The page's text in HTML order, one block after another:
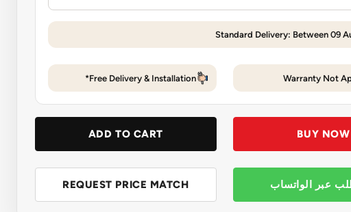
Standard Delivery: Between 09
Warranty Not
Free Delivery & Installation*
BUY NOW
ADD TO CART
عبر الواتساب REQUEST PRICE MATCH